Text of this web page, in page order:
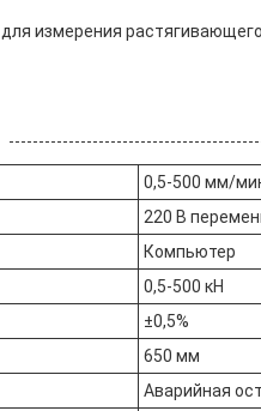
измерения
0,5-500 мм/
220 В
Компьютер
0,5-500 кН
±0,5%
650 мм
Аварийная